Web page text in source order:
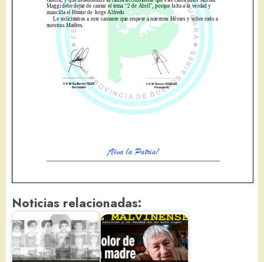
Noticias relacionadas: